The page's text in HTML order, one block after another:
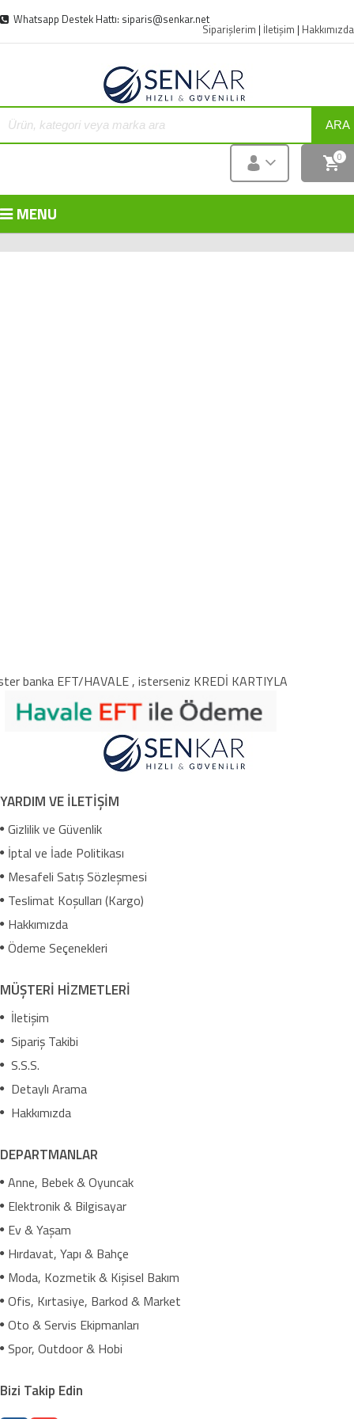
Whatsapp Destek Hattı: siparis@senkar.net
Siparişlerim | İletişim | Hakkımızda
ARA
0
MENU
banka EFT/HAVALE , isterseniz KREDİ KARTIYLA
YARDIM VE İLETİŞİM
Gizlilik ve Güvenlik
İptal ve İade Politikası
Mesafeli Satış Sözleşmesi
Teslimat Koşulları (Kargo)
Hakkımızda
Ödeme Seçenekleri
MÜŞTERİ HİZMETLERİ
İletişim
Sipariş Takibi
S.S.S.
Detaylı Arama
Hakkımızda
DEPARTMANLAR
Anne, Bebek & Oyuncak
Elektronik & Bilgisayar
Ev & Yaşam
Hırdavat, Yapı & Bahçe
Moda, Kozmetik & Kişisel Bakım
Ofis, Kırtasiye, Barkod & Market
Oto & Servis Ekipmanları
Spor, Outdoor & Hobi
Bizi Takip Edin